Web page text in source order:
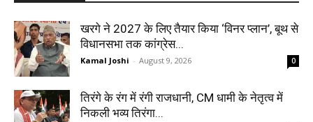
खरगे ने 2027 के लिए तैयार किया ‘विनर प्लान’, बूथ से
विधानसभा तक कांग्रेस...
Kamal Joshi - August 9, 2026 0
तिरंगे के रंग में रंगी राजधानी, CM धामी के नेतृत्व में
निकली भव्य तिरंगा...